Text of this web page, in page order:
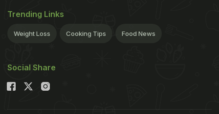
Trending Links
Weight Loss Cooking Tips Food News
Social Share